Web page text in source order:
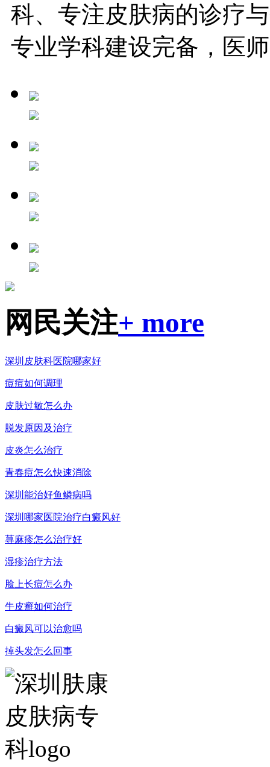
科、专注皮肤病的诊疗
专业学科建设完备，医
网民关注+ more
深圳皮肤科医院哪家好
痘痘如何调理
皮肤过敏怎么办
脱发原因及治疗
皮炎怎么治疗
青春痘怎么快速消除
深圳能治好鱼鳞病吗
深圳哪家医院治疗白癜风好
荨麻疹怎么治疗好
湿疹治疗方法
脸上长痘怎么办
牛皮癣如何治疗
白癜风可以治愈吗
掉头发怎么回事